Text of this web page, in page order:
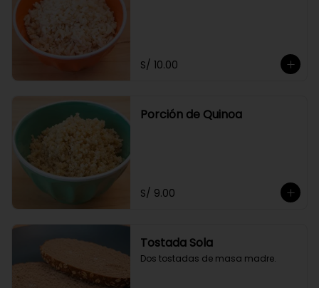
S/ 10.00
Porción de Quinoa
S/ 9.00
Tostada Sola
Dos tostadas de masa madre.